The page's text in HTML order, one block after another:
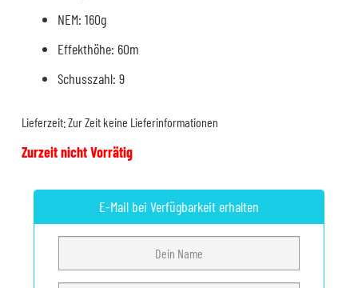
NEM: 160g
Effekthöhe: 60m
Schusszahl: 9
Lieferzeit:Zur Zeit keine Lieferinformationen
Zurzeit nicht Vorrätig
E-Mail bei Verfügbarkeit erhalten